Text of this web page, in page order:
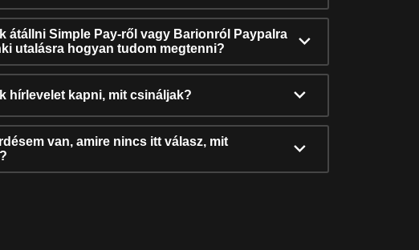
átállni Simple Pay-ről vagy Barionról Paypalra
utalásra hogyan tudom megtenni?
hírlevelet kapni, mit csináljak?
van, amire nincs itt válasz, mit